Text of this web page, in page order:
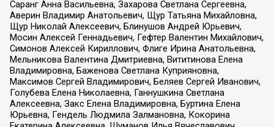
Саранг Анна Васильевна, Захарова Светлана Сергеевна,
Аверин Владимир Анатольевич, Щур Татьяна Михайловна,
Щур Николай Алексеевич, Блинушов Андрей Юрьевич,
Мосин Алексей Геннадьевич, Гефтер Валентин Михайлович,
Симонов Алексей Кириллович, Флиге Ирина Анатольевна,
Мельникова Валентина Дмитриевна, Вититинова Елена
Владимировна, Баженова Светлана Куприяновна,
Максимов Сергей Владимирович, Беляев Сергей Иванович,
Голубева Елена Николаевна, Ганнушкина Светлана
Алексеевна, Закс Елена Владимировна, Буртина Елена
Юрьевна, Гендель Людмила Залмановна, Кокорина